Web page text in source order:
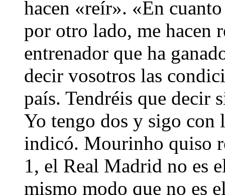
hacen «reír». «En
por otro lado, me hacen
entrenador que ha
decir vosotros las
país. Tendréis que decir
Yo tengo dos y sigo
indicó. Mourinho quiso
1, el Real Madrid no es
mismo modo que no es